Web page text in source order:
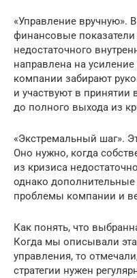
«Управление вручную».
финансовые
недостаточного
направлена на
компании забирают
и участвуют в
до полного выхода из
«Экстремальный шаг».
Оно нужно, когда
из кризиса
однако
проблемы компании и
Как понять, что
Когда мы описывали
управления, то
стратегии нужен